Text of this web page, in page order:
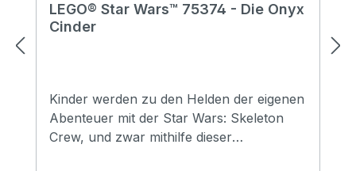
LEGO® Star Wars™ 75374 - Die Onyx
Cinder
Kinder werden zu den Helden der eigenen
Abenteuer mit der Star Wars: Skeleton
Crew, und zwar mithilfe dieser